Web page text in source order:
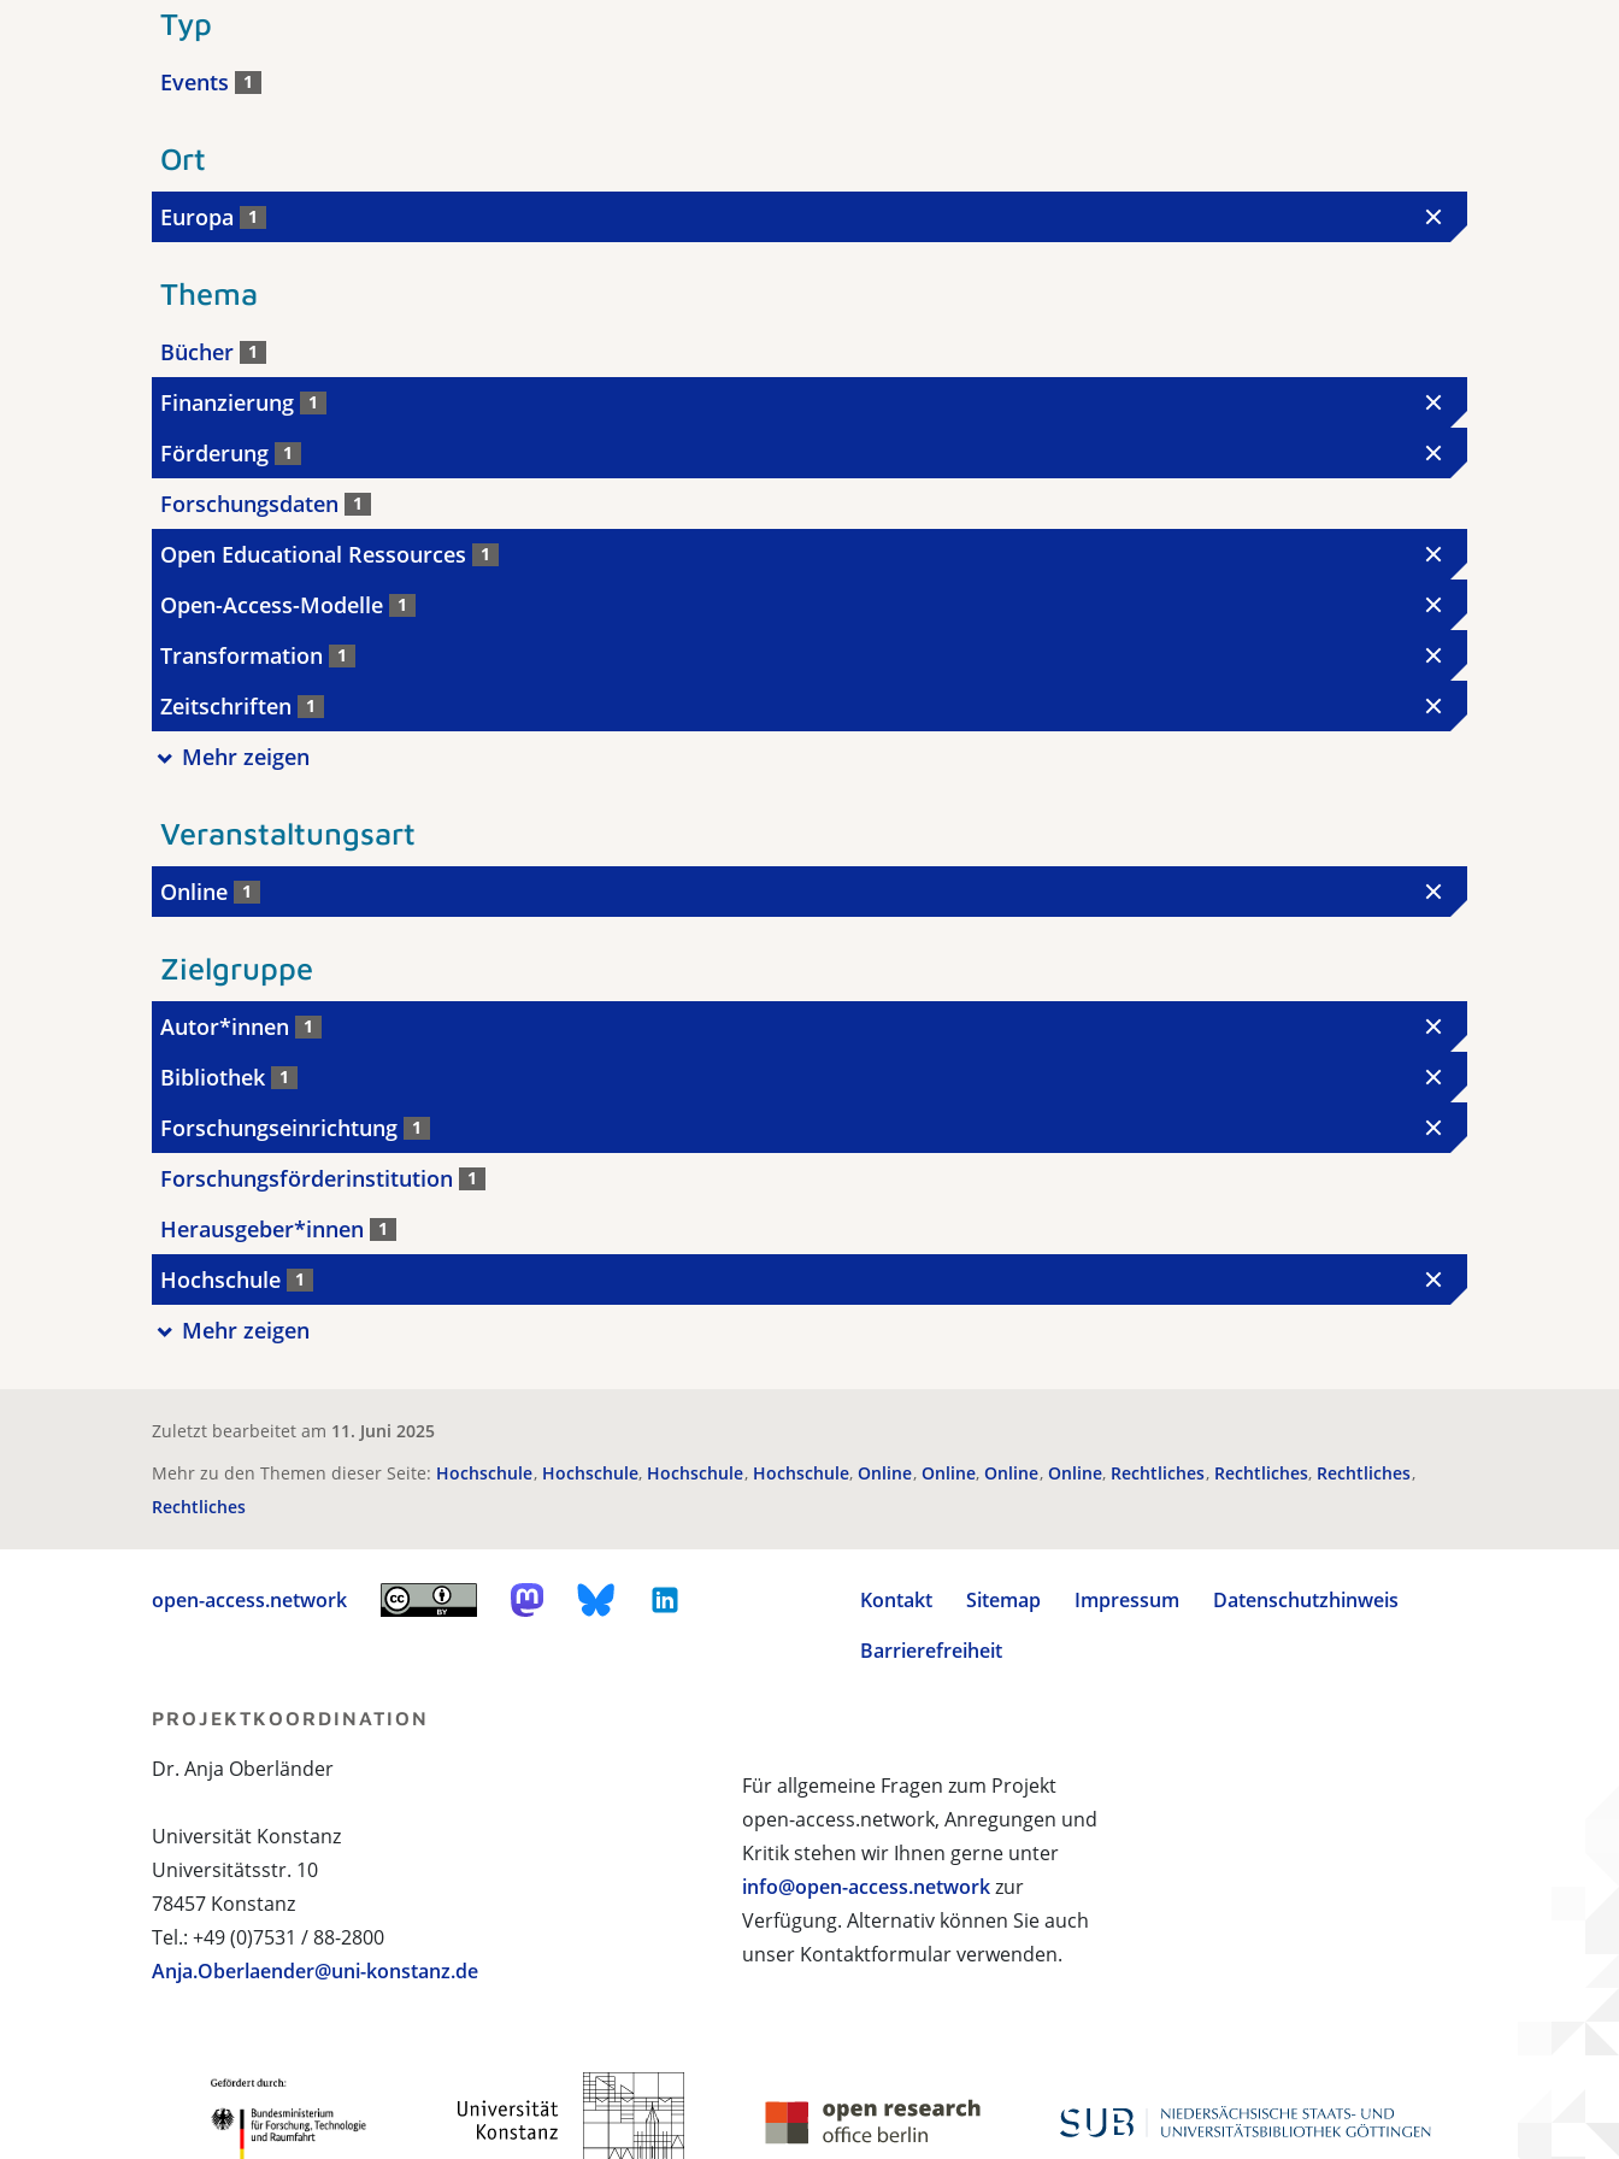
Typ
Events 1
Ort
Europa 1
Thema
Bücher 1
Finanzierung 1
Förderung 1
Forschungsdaten 1
Open Educational Ressources 1
Open-Access-Modelle 1
Transformation 1
Zeitschriften 1
Mehr zeigen
Veranstaltungsart
Online 1
Zielgruppe
Autor*innen 1
Bibliothek 1
Forschungseinrichtung 1
Forschungsförderinstitution 1
Herausgeber*innen 1
Hochschule 1
Mehr zeigen
Zuletzt bearbeitet am 11. Juni 2025
Mehr zu den Themen dieser Seite: Hochschule Hochschule Hochschule Hochschule Online Online Online Online Rechtliches Rechtliches Rechtliches
Rechtliches
open-access.network Kontakt Sitemap Impressum
Datenschutzhinweis
Barrierefreiheit
Für allgemeine Fragen zum Projekt
open-access.network, Anregungen und
Kritik stehen wir Ihnen gerne unter
info@open-access.networkzur
Verfügung. Alternativ können Sie auch
unser Kontaktformular verwenden.
PROJEKTKOORDINATION
Dr. Anja Oberländer
Universität Konstanz
Universitätsstr. 10
78457 Konstanz
Tel.: +49 (0)7531 / 88-2800
Anja.Oberlaender@uni-konstanz.de